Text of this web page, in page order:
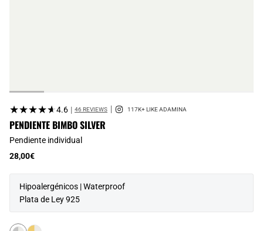
★★★★★
★★★★★4.6 | 46 REVIEWS
PENDIENTE BIMBO SILVER
Pendiente individual
28,00€
Hipoalergénicos | Waterproof
Plata de Ley 925